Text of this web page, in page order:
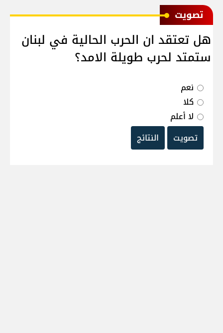
ﺗﺼﻮﻳﺖ
هل تعتقد ان الحرب الحالية في لبنان
ستمتد لحرب طويلة الامد؟
نعم
كلا
لا أعلم
تصويت
النتائج